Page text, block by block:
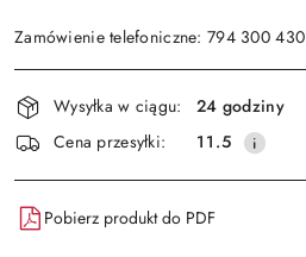
Zamówienie telefoniczne: 794 300 430
Wyślij
Dostępność
i
dostawa
Wysyłka w ciągu:
24 godziny
Cena przesyłki:
11.5
Pobierz produkt do PDF